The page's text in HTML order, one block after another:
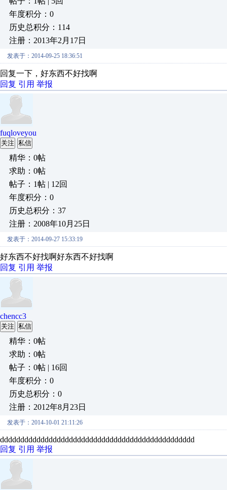
年度积分：0
历史总积分：114
注册：2013年2月17日
发表于：2014-09-25 18:36:51
回复一下，好东西不好找啊
回复 引用 举报
fuqloveyou
关注 私信
精华：0帖
求助：0帖
帖子：1帖 | 12回
年度积分：0
历史总积分：37
注册：2008年10月25日
发表于：2014-09-27 15:33:19
好东西不好找啊好东西不好找啊
回复 引用 举报
chencc3
关注 私信
精华：0帖
求助：0帖
帖子：0帖 | 16回
年度积分：0
历史总积分：0
注册：2012年8月23日
发表于：2014-10-01 21:11:26
dddddddddddddddddddddddddddddddddddddddddddddddd
回复 引用 举报